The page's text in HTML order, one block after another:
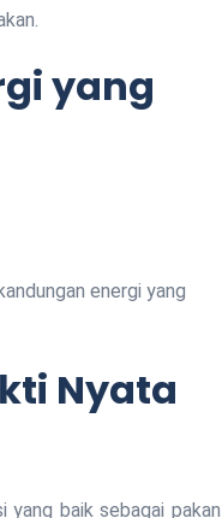
yang
energi yang
Nyata
yang baik sebagai pakan